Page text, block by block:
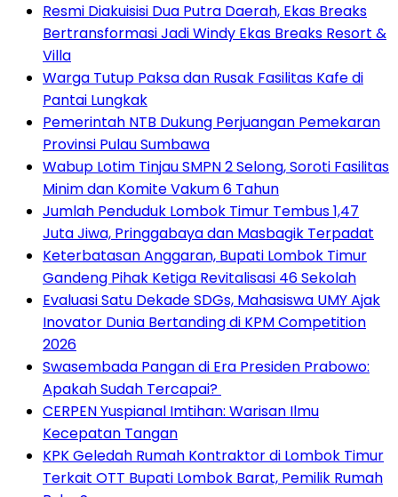
Resmi Diakuisisi Dua Putra Daerah, Ekas Breaks
Bertransformasi Jadi Windy Ekas Breaks Resort &
Villa
Warga Tutup Paksa dan Rusak Fasilitas Kafe di
Pantai Lungkak
Pemerintah NTB Dukung Perjuangan Pemekaran
Provinsi Pulau Sumbawa
Wabup Lotim Tinjau SMPN 2 Selong, Soroti Fasilitas
Minim dan Komite Vakum 6 Tahun
Jumlah Penduduk Lombok Timur Tembus 1,47
Juta Jiwa, Pringgabaya dan Masbagik Terpadat
Keterbatasan Anggaran, Bupati Lombok Timur
Gandeng Pihak Ketiga Revitalisasi 46 Sekolah
Evaluasi Satu Dekade SDGs, Mahasiswa UMY Ajak
Inovator Dunia Bertanding di KPM Competition
2026
Swasembada Pangan di Era Presiden Prabowo:
Apakah Sudah Tercapai?
CERPEN Yuspianal Imtihan: Warisan Ilmu
Kecepatan Tangan
KPK Geledah Rumah Kontraktor di Lombok Timur
Terkait OTT Bupati Lombok Barat, Pemilik Rumah